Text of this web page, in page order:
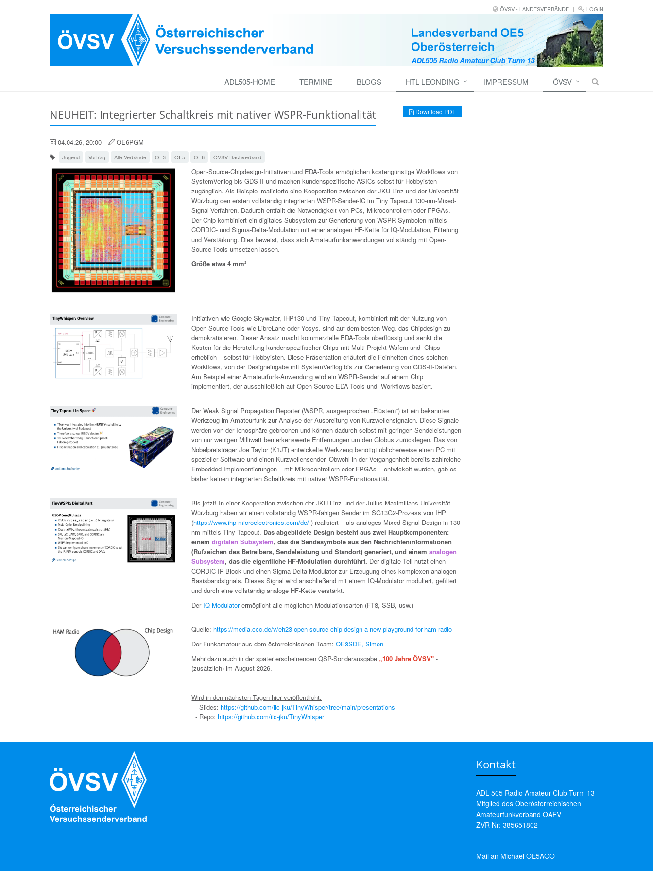
ÖVSV - LANDESVERBÄNDE LOGIN
ADL505-HOME TERMINE BLOGS HTL LEONDING IMPRESSUM ÖVSV
Download PDF
NEUHEIT: Integrierter Schaltkreis mit nativer WSPR-Funktionalität
04.04.26, 20:00 OE6PGM
Jugend Vortrag Alle Verbände OE3 OE5 OE6 ÖVSV Dachverband
Open-Source-Chipdesign-Initiativen und EDA-Tools ermöglichen kostengünstige Workflows von
SystemVerilog bis GDS-II und machen kundenspezifische ASICs selbst für Hobbyisten
zugänglich. Als Beispiel realisierte eine Kooperation zwischen der JKU Linz und der Universität
Würzburg den ersten vollständig integrierten WSPR-Sender-IC im Tiny Tapeout 130-nm-Mixed-
Signal-Verfahren. Dadurch entfällt die Notwendigkeit von PCs, Mikrocontrollern oder FPGAs.
Der Chip kombiniert ein digitales Subsystem zur Generierung von WSPR-Symbolen mittels
CORDIC- und Sigma-Delta-Modulation mit einer analogen HF-Kette für IQ-Modulation, Filterung
und Verstärkung. Dies beweist, dass sich Amateurfunkanwendungen vollständig mit Open-
Source-Tools umsetzen lassen.
Größe etwa 4 mm²
Initiativen wie Google Skywater, IHP130 und Tiny Tapeout, kombiniert mit der Nutzung von
Open-Source-Tools wie LibreLane oder Yosys, sind auf dem besten Weg, das Chipdesign zu
demokratisieren. Dieser Ansatz macht kommerzielle EDA-Tools überflüssig und senkt die
Kosten für die Herstellung kundenspezifischer Chips mit Multi-Projekt-Wafern und -Chips
erheblich – selbst für Hobbyisten. Diese Präsentation erläutert die Feinheiten eines solchen
Workflows, von der Designeingabe mit SystemVerilog bis zur Generierung von GDS-II-Dateien.
Am Beispiel einer Amateurfunk-Anwendung wird ein WSPR-Sender auf einem Chip
implementiert, der ausschließlich auf Open-Source-EDA-Tools und -Workflows basiert.
Der Weak Signal Propagation Reporter (WSPR, ausgesprochen „Flüstern“) ist ein bekanntes
Werkzeug im Amateurfunk zur Analyse der Ausbreitung von Kurzwellensignalen. Diese Signale
werden von der Ionosphäre gebrochen und können dadurch selbst mit geringen Sendeleistungen
von nur wenigen Milliwatt bemerkenswerte Entfernungen um den Globus zurücklegen. Das von
Nobelpreisträger Joe Taylor (K1JT) entwickelte Werkzeug benötigt üblicherweise einen PC mit
spezieller Software und einen Kurzwellensender. Obwohl in der Vergangenheit bereits zahlreiche
Embedded-Implementierungen – mit Mikrocontrollern oder FPGAs – entwickelt wurden, gab es
bisher keinen integrierten Schaltkreis mit nativer WSPR-Funktionalität.
Bis jetzt! In einer Kooperation zwischen der JKU Linz und der Julius-Maximilians-Universität
Würzburg haben wir einen vollständig WSPR-fähigen Sender im SG13G2-Prozess von IHP
(https://www.ihp-microelectronics.com/de/ ) realisiert – als analoges Mixed-Signal-Design in 130
nm mittels Tiny Tapeout. Das abgebildete Design besteht aus zwei Hauptkomponenten:
einemdigitalen Subsystem, das die Sendesymbole aus den Nachrichteninformationen
(Rufzeichen des Betreibers, Sendeleistung und Standort) generiert, und einemanalogen
Subsystem, das die eigentliche HF-Modulation durchführt. Der digitale Teil nutzt einen
CORDIC-IP-Block und einen Sigma-Delta-Modulator zur Erzeugung eines komplexen analogen
Basisbandsignals. Dieses Signal wird anschließend mit einem IQ-Modulator moduliert, gefiltert
und durch eine vollständig analoge HF-Kette verstärkt.
Der IQ-Modulatorermöglicht alle möglichen Modulationsarten (FT8, SSB, usw.)
Quelle: https://media.ccc.de/v/eh23-open-source-chip-design-a-new-playground-for-ham-radio
Der Funkamateur aus dem österreichischen Team:OE3SDE, Simon
Mehr dazu auch in der später erscheinenden QSP-Sonderausgabe „100 Jahre ÖVSV" -
(zusätzlich) im August 2026.
Wird in den nächsten Tagen hier veröffentlicht:
- Slides: https://github.com/iic-jku/TinyWhisper/tree/main/presentations
- Repo: https://github.com/iic-jku/TinyWhisper
Kontakt
ADL 505 Radio Amateur Club Turm 13
Mitglied des Oberösterreichischen
Amateurfunkverband OAFV
ZVR Nr: 385651802
Mail an Michael OE5AOO